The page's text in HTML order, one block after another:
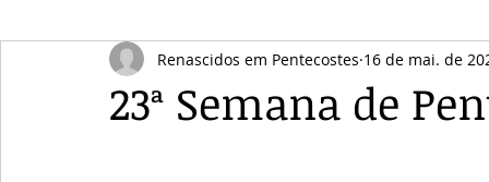
Pentecostes Galeria Orações Saúde
23ª Semana de
Renascidos em Pentecostes 16 de mai. de